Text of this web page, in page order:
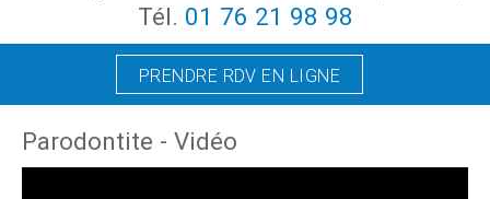
Tél. 01 76 21 98 98
PRENDRE RDV EN LIGNE
Parodontite - Vidéo